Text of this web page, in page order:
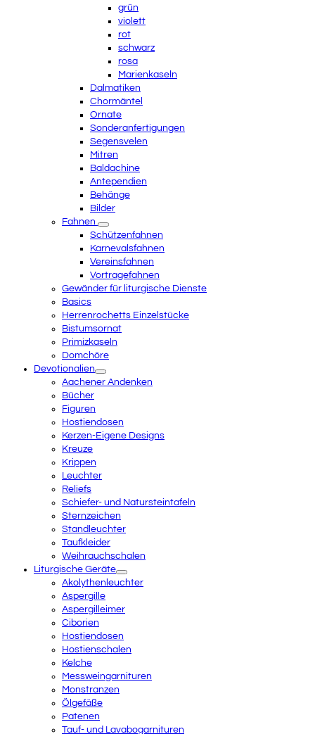
grün
violett
rot
schwarz
rosa
Marienkaseln
Dalmatiken
Chormäntel
Ornate
Sonderanfertigungen
Segensvelen
Mitren
Baldachine
Antependien
Behänge
Bilder
Fahnen
Schützenfahnen
Karnevalsfahnen
Vereinsfahnen
Vortragefahnen
Gewänder für liturgische Dienste
Basics
Herrenrochetts Einzelstücke
Bistumsornat
Primizkaseln
Domchöre
Devotionalien
Aachener Andenken
Bücher
Figuren
Hostiendosen
Kerzen-Eigene Designs
Kreuze
Krippen
Leuchter
Reliefs
Schiefer- und Natursteintafeln
Sternzeichen
Standleuchter
Taufkleider
Weihrauchschalen
Liturgische Geräte
Akolythenleuchter
Aspergille
Aspergilleimer
Ciborien
Hostiendosen
Hostienschalen
Kelche
Messweingarnituren
Monstranzen
Ölgefäße
Patenen
Tauf- und Lavabogarnituren